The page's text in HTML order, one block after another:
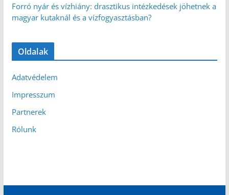
Forró nyár és vízhiány: drasztikus intézkedések jöhetnek a
magyar kutaknál és a vízfogyasztásban?
Oldalak
Adatvédelem
Impresszum
Partnerek
Rólunk